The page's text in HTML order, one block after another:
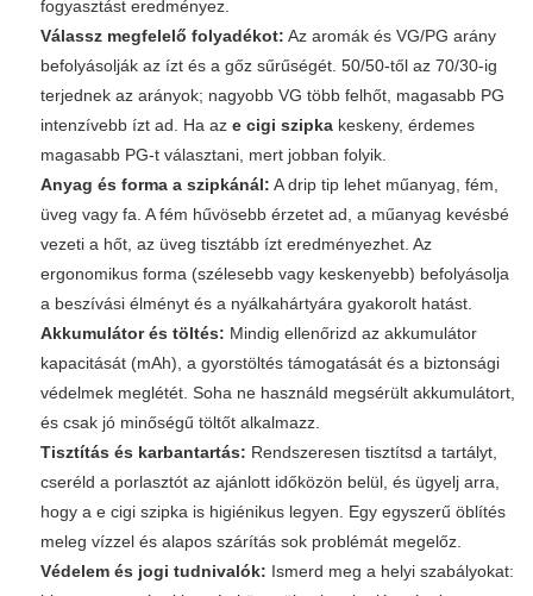
fogyasztást eredményez.
Válassz megfelelő folyadékot: Az aromák és VG/PG arány
befolyásolják az ízt és a gőz sűrűségét. 50/50-től az 70/30-ig
terjednek az arányok; nagyobb VG több felhőt, magasabb PG
intenzívebb ízt ad. Ha az e cigi szipka keskeny, érdemes
magasabb PG-t választani, mert jobban folyik.
Anyag és forma a szipkánál: A drip tip lehet műanyag, fém,
üveg vagy fa. A fém hűvösebb érzetet ad, a műanyag kevésbé
vezeti a hőt, az üveg tisztább ízt eredményezhet. Az
ergonomikus forma (szélesebb vagy keskenyebb) befolyásolja
a beszívási élményt és a nyálkahártyára gyakorolt hatást.
Akkumulátor és töltés: Mindig ellenőrizd az akkumulátor
kapacitását (mAh), a gyorstöltés támogatását és a biztonsági
védelmek meglétét. Soha ne használd megsérült akkumulátort,
és csak jó minőségű töltőt alkalmazz.
Tisztítás és karbantartás: Rendszeresen tisztítsd a tartályt,
cseréld a porlasztót az ajánlott időközön belül, és ügyelj arra,
hogy a e cigi szipka is higiénikus legyen. Egy egyszerű öblítés
meleg vízzel és alapos szárítás sok problémát megelőz.
Védelem és jogi tudnivalók: Ismerd meg a helyi szabályokat: